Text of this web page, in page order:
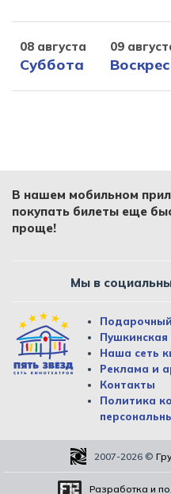
08 августа
Суббота
09
В нашем мобильном
покупать билеты еще
проще!
Мы в
Пушкинская
Наша сеть
Реклама и
Контакты
Политика
2007-2026 ©
Разработка и